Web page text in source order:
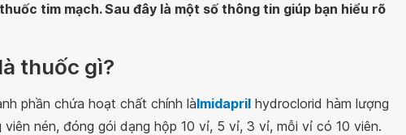
tim mạch. Sau đây là một số thông tin giúp bạn hiểu rõ
thuốc gì?
phần chứa hoạt chất chính làImidapril hydroclorid hàm lượng
nén, đóng gói dạng hộp 10 vỉ, 5 vỉ, 3 vỉ, mỗi vỉ có 10 viên.